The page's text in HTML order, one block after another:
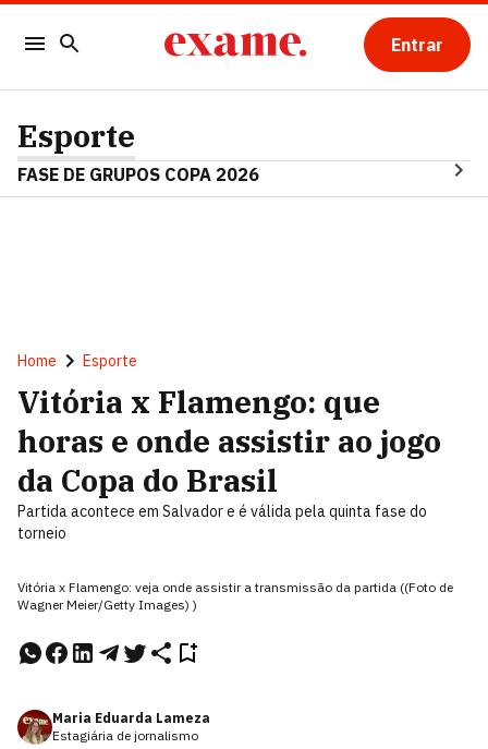
Entrar
Esporte
FASE DE GRUPOS COPA 2026
Home Esporte
Vitória x Flamengo: que
horas e onde assistir ao jogo
da Copa do Brasil
Partida acontece em Salvador e é válida pela quinta fase do
torneio
Vitória x Flamengo: veja onde assistir a transmissão da partida ((Foto de
Wagner Meier/Getty Images) )
Maria Eduarda Lameza
Estagiária de jornalismo